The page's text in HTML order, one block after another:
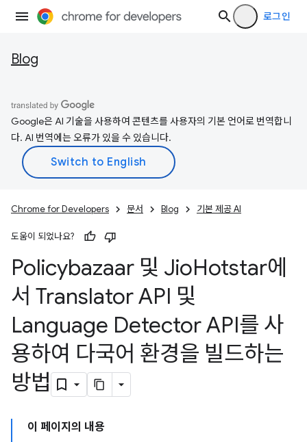
로그인
Blog
Google은 AI 기술을 사용하여 콘텐츠를 사용자의 기본 언어로 번역합니
다. AI 번역에는 오류가 있을 수 있습니다.
Chrome for Developers 문서 Blog 기본 제공 AI
도움이 되었나요?
Policybazaar 및 JioHotstar에
서 Translator API 및
Language Detector API를 사
용하여 다국어 환경을 빌드하는
방법
이 페이지의 내용